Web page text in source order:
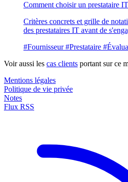
Comment choisir un prestataire
Critères concrets et grille de
des prestataires IT avant de
#Fournisseur #Prestataire
Voir aussi les cas clients portant sur ce
Mentions légales
Politique de vie privée
Notes
Flux RSS